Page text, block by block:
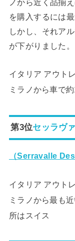
ノから近く品揃
を購入するには
しかし、それア
が下がりました。
イタリア アウト
ミラノから車で
第3位セッラヴ
（Serravalle
イタリア アウト
ミラノから最も
所はスイス